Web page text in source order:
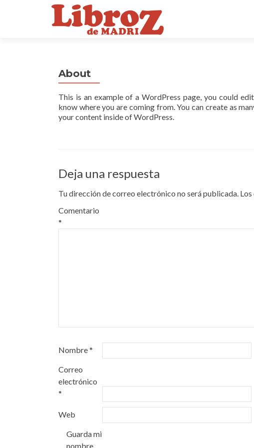
About
This is an example of a WordPress page, you could
know where you are coming from. You can create as
your content inside of WordPress.
Deja una respuesta
Tu dirección de correo electrónico no será publicada.
Comentario
*
Nombre*
Correo
electrónico
*
Web
Guarda mi
nombre,